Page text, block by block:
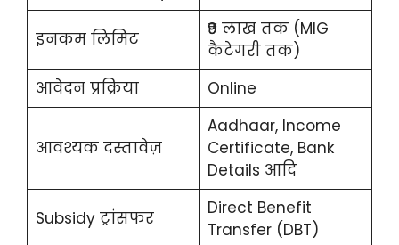
इनकम लिमिट
₹9 लाख तक (MIG
कैटेगरी तक)
आवेदन प्रक्रिया
Online
आवश्यक दस्तावेज़
Aadhaar, Income
Certificate, Bank
Details आदि
Subsidy ट्रांसफर
Direct Benefit
Transfer (DBT)